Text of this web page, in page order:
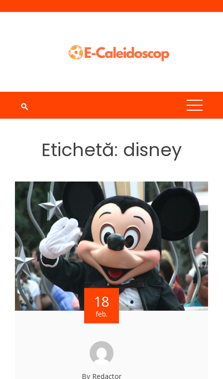
Etichetă: disney
18
feb.
By Redactor